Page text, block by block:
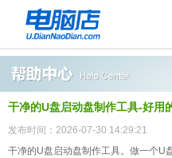
干净的U盘启动盘制作工具-好用
发布时间：2026-07-30 14:29:21
干净的U盘启动盘制作工具。做一个U